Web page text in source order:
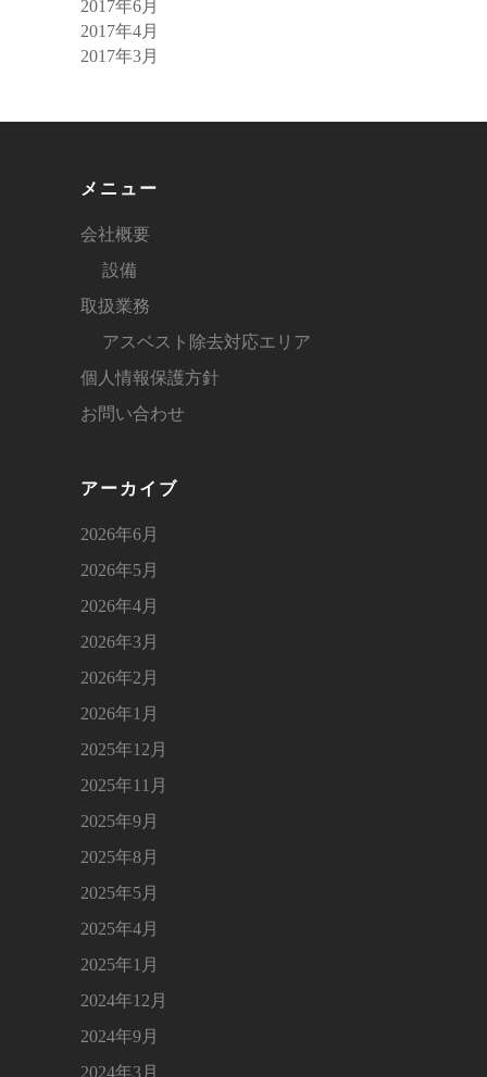
2017年6月
2017年4月
2017年3月
メニュー
会社概要
設備
取扱業務
アスベスト除去対応エリア
個人情報保護方針
お問い合わせ
アーカイブ
2026年6月
2026年5月
2026年4月
2026年3月
2026年2月
2026年1月
2025年12月
2025年11月
2025年9月
2025年8月
2025年5月
2025年4月
2025年1月
2024年12月
2024年9月
2024年3月